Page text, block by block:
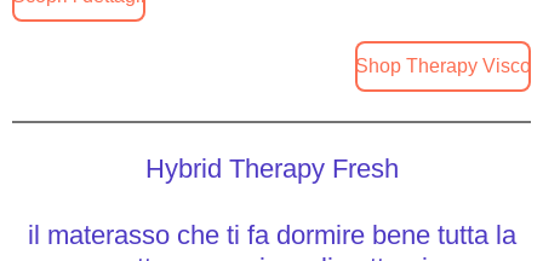
Shop Therapy Visco
Hybrid Therapy Fresh
il materasso che ti fa dormire bene tutta la